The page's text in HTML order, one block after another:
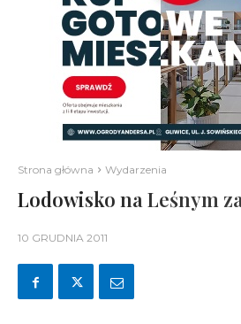
Strona główna Wydarzenia
Lodowisko na Leśnym
10 GRUDNIA 2011